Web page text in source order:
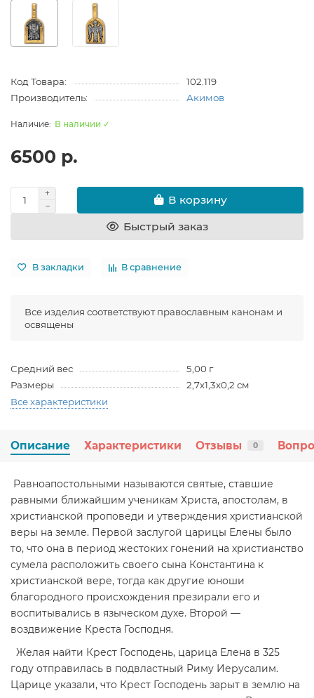
Код Товара:
102.119
Производитель:
Акимов
В наличии ✓
6500 р.
В корзину
Быстрый заказ
В закладки В сравнение
Все изделия соответствуют православным канонам и
освящены
Средний вес
5,00 г
Размеры
2,7х1,3х0,2 см
Все характеристики
Описание Характеристики Отзывы 0
Равноапостольными называются святые, ставшие
равными ближайшим ученикам Христа, апостолам, в
христианской проповеди и утверждения христианской
веры на земле. Первой заслугой царицы Елены было
то, что она в период жестоких гонений на христиан­ство
сумела расположить своего сына Константина к
христианской вере, тогда как другие юноши
благородного происхождения презирали его и
воспитывались в языческом духе. Второй —
воздвижение Креста Господня.
Желая найти Крест Господень, царица Елена в 325
году отправилась в подвластный Риму Иерусалим.
Царице указали, что Крест Господень зарыт в землю на